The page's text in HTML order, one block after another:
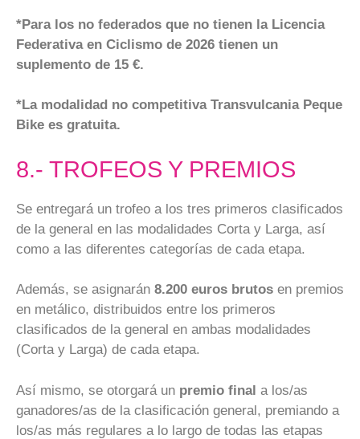
*Para los no federados que no tienen la Licencia
Federativa en Ciclismo de 2026 tienen un
suplemento de 15 €.
*La modalidad no competitiva Transvulcania Peque
Bike es gratuita.
8.- TROFEOS Y PREMIOS
Se entregará un trofeo a los tres primeros clasificados
de la general en las modalidades Corta y Larga, así
como a las diferentes categorías de cada etapa.
Además, se asignarán 8.200 euros brutos en premios
en metálico, distribuidos entre los primeros
clasificados de la general en ambas modalidades
(Corta y Larga) de cada etapa.
Así mismo, se otorgará un premio final a los/as
ganadores/as de la clasificación general, premiando a
los/as más regulares a lo largo de todas las etapas